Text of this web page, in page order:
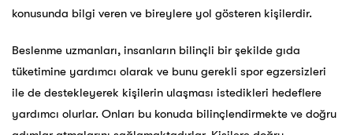
konusunda bilgi veren ve bireylere yol gösteren kişilerdir.
Beslenme uzmanları, insanların bilinçli bir şekilde gıda
tüketimine yardımcı olarak ve bunu gerekli spor egzersizleri
ile de destekleyerek kişilerin ulaşması istedikleri hedeflere
yardımcı olurlar. Onları bu konuda bilinçlendirmekte ve doğru